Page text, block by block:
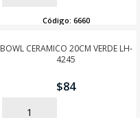
Código: 6660
BOWL CERAMICO 20CM VERDE LH-
4245
$84
AÑADIR